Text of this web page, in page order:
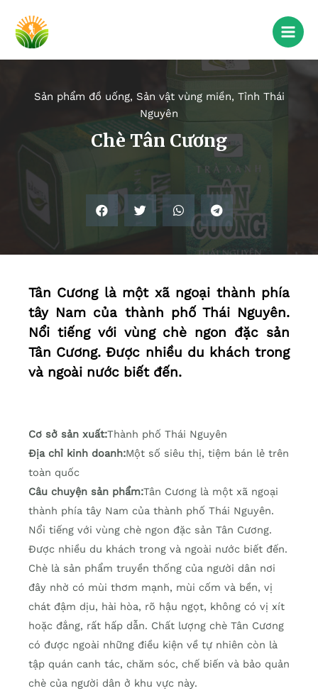
Sản phẩm đồ uống, Sản vật vùng miền, Tỉnh Thái
Nguyên
Chè Tân Cương
Tân Cương là một xã ngoại thành phía
tây Nam của thành phố Thái Nguyên.
Nổi tiếng với vùng chè ngon đặc sản
Tân Cương. Được nhiều du khách trong
và ngoài nước biết đến.
Cơ sở sản xuất:Thành phố Thái Nguyên
Địa chỉ kinh doanh:Một số siêu thị, tiệm bán lẻ trên
toàn quốc
Câu chuyện sản phẩm:Tân Cương là một xã ngoại
thành phía tây Nam của thành phố Thái Nguyên.
Nổi tiếng với vùng chè ngon đặc sản Tân Cương.
Được nhiều du khách trong và ngoài nước biết đến.
Chè là sản phẩm truyền thống của người dân nơi
đây nhờ có mùi thơm mạnh, mùi cốm và bền, vị
chát đậm dịu, hài hòa, rõ hậu ngọt, không có vị xít
hoặc đắng, rất hấp dẫn. Chất lượng chè Tân Cương
có được ngoài những điều kiện về tự nhiên còn là
tập quán canh tác, chăm sóc, chế biến và bảo quản
chè của người dân ở khu vực này.